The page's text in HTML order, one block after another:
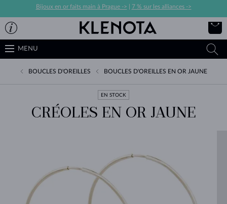
Bijoux en or faits main à Prague -> 7 % sur les alliances ->
MENU
BOUCLES D'OREILLES BOUCLES D'OREILLES EN OR JAUNE
EN STOCK
CRÉOLES EN OR JAUNE